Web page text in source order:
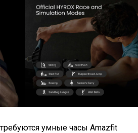
умные часы Amazfit